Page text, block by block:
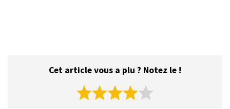
Cet article vous a plu ? Notez le !